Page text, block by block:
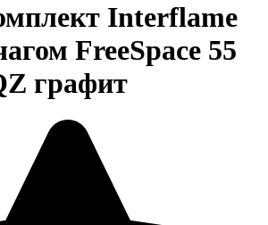
Interflame
FreeSpace 55
графит